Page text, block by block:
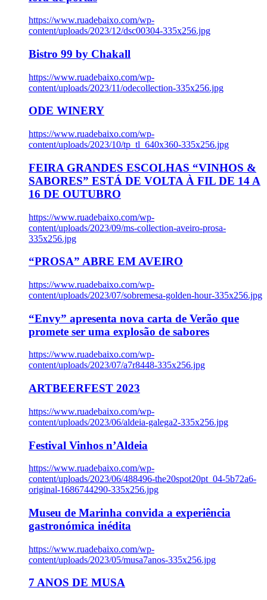
https://www.ruadebaixo.com/wp-
content/uploads/2023/12/dsc00304-335x256.jpg
Bistro 99 by Chakall
https://www.ruadebaixo.com/wp-
content/uploads/2023/11/odecollection-335x256.jpg
ODE WINERY
https://www.ruadebaixo.com/wp-
content/uploads/2023/10/tp_tl_640x360-335x256.jpg
FEIRA GRANDES ESCOLHAS “VINHOS &
SABORES” ESTÁ DE VOLTA À FIL DE 14 A
16 DE OUTUBRO
https://www.ruadebaixo.com/wp-
content/uploads/2023/09/ms-collection-aveiro-prosa-
335x256.jpg
“PROSA” ABRE EM AVEIRO
https://www.ruadebaixo.com/wp-
content/uploads/2023/07/sobremesa-golden-hour-335x256.jpg
“Envy” apresenta nova carta de Verão que
promete ser uma explosão de sabores
https://www.ruadebaixo.com/wp-
content/uploads/2023/07/a7r8448-335x256.jpg
ARTBEERFEST 2023
https://www.ruadebaixo.com/wp-
content/uploads/2023/06/aldeia-galega2-335x256.jpg
Festival Vinhos n’Aldeia
https://www.ruadebaixo.com/wp-
content/uploads/2023/06/488496-the20spot20pt_04-5b72a6-
original-1686744290-335x256.jpg
Museu de Marinha convida a experiência
gastronómica inédita
https://www.ruadebaixo.com/wp-
content/uploads/2023/05/musa7anos-335x256.jpg
7 ANOS DE MUSA